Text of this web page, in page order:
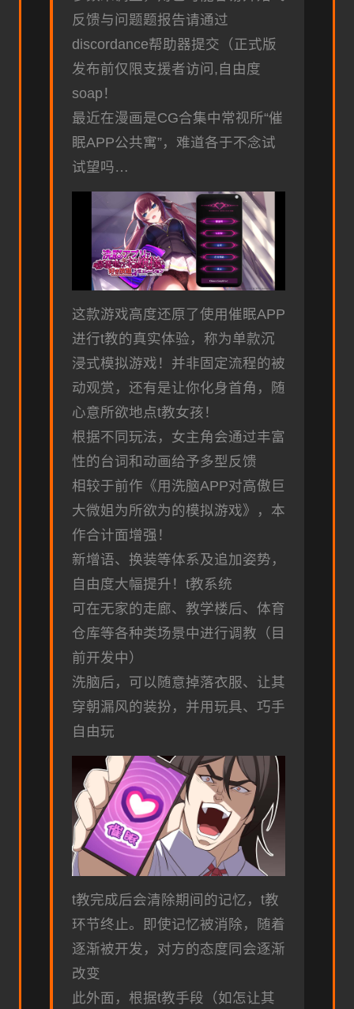
反馈与问题题报告请通过
discordance帮助器提交（正式版
发布前仅限支援者访问,自由度
soap！
最近在漫画是CG合集中常视所“催
眠APP公共寓”，难道各于不念试
试望吗…
这款游戏高度还原了使用催眠APP
进行t教的真实体验，称为单款沉
浸式模拟游戏！并非固定流程的被
动观赏，还有是让你化身首角，随
心意所欲地点t教女孩！
根据不同玩法，女主角会通过丰富
性的台词和动画给予多型反馈
相较于前作《用洗脑APP对高傲巨
大微姐为所欲为的模拟游戏》，本
作合计面增强！
新增语、换装等体系及追加姿势，
自由度大幅提升！t教系统
可在无家的走廊、教学楼后、体育
仓库等各种类场景中进行调教（目
前开发中）
洗脑后，可以随意掉落衣服、让其
穿朝漏风的装扮，并用玩具、巧手
自由玩
t教完成后会清除期间的记忆，t教
环节终止。即使记忆被消除，随着
逐渐被开发，对方的态度同会逐渐
改变
此外面，根据t教手段（如怎让其